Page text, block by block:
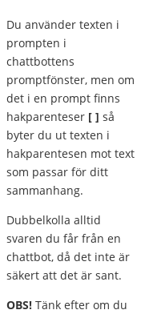
Du använder texten i
prompten i
chattbottens
promptfönster, men om
det i en prompt finns
hakparenteser [ ] så
byter du ut texten i
hakparentesen mot text
som passar för ditt
sammanhang.
Dubbelkolla alltid
svaren du får från en
chattbot, då det inte är
säkert att det är sant.
OBS! Tänk efter om du